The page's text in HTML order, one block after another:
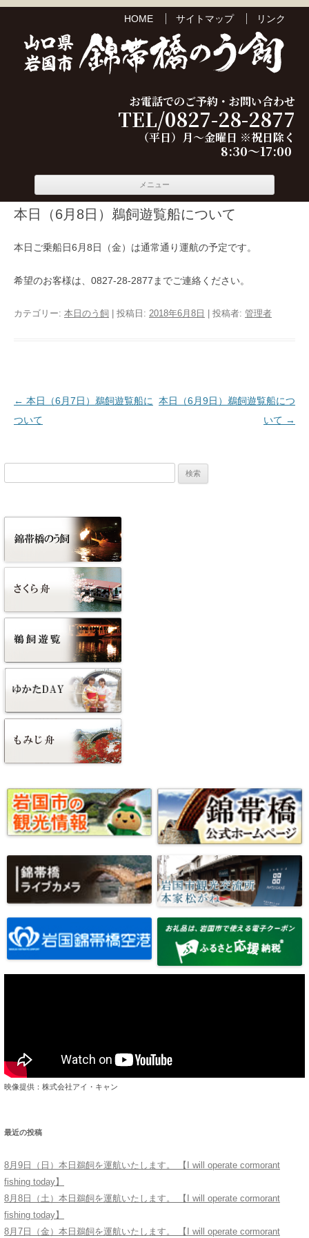
HOME サイトマップ リンク
お電話でのご予約・お問い合わせ
TEL/0827-28-2877
（平日）月～金曜日 ※祝日除く
8:30～17:00
メニュー
本日（6月8日）鵜飼遊覧船について
本日ご乗船日6月8日（金）は通常通り運航の予定です。
希望のお客様は、0827-28-2877までご連絡ください。
カテゴリー: 本日のう飼 | 投稿日: 2018年6月8日 投稿者: 管理者
投稿ナビゲーション
← 本日（6月7日）鵜飼遊覧船に
ついて
本日（6月9日）鵜飼遊覧船につ
いて →
映像提供：株式会社アイ・キャン
最近の投稿
8月9日（日）本日鵜飼を運航いたします。 【I will operate cormorant
fishing today】
8月8日（土）本日鵜飼を運航いたします。 【I will operate cormorant
fishing today】
8月7日（金）本日鵜飼を運航いたします。 【I will operate cormorant